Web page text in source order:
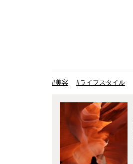
#美容 #ライフスタイル